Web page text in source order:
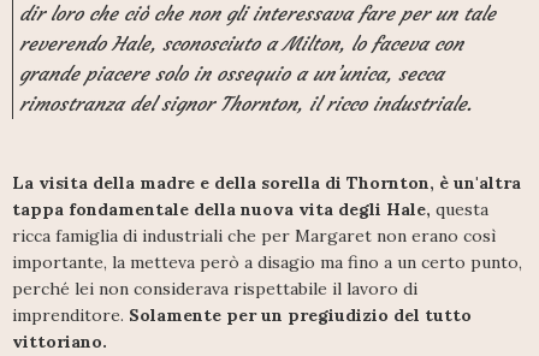
dir loro che ciò che non gli interessava fare per un tale
reverendo Hale, sconosciuto a Milton, lo faceva con
grande piacere solo in ossequio a un’unica, secca
rimostranza del signor Thornton, il ricco industriale.
La visita della madre e della sorella di Thornton, è un'altra
tappa fondamentale della nuova vita degli Hale, questa
ricca famiglia di industriali che per Margaret non erano così
importante, la metteva però a disagio ma fino a un certo punto,
perché lei non considerava rispettabile il lavoro di
imprenditore. Solamente per un pregiudizio del tutto
vittoriano.